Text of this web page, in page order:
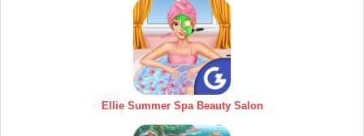
Ellie Summer Spa Beauty Salon